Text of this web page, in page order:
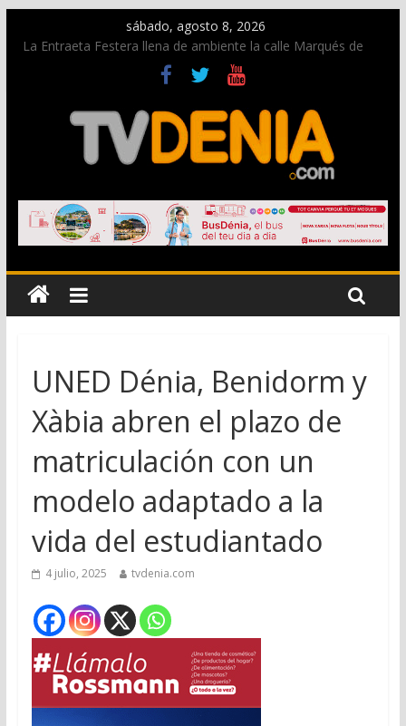
sábado, agosto 8, 2026
La Entraeta Festera llena de ambiente la calle Marqués de
Campo con la recepción a la Capitanía Cristiana
Dos personas fallecen en un grave accidente en la N-332
entre Benissa y Calp
Una nueva oportunidad para donar sangre en Cruz Roja
El bando moro protagonista en la Segunda Entraeta Festera
Paco Adsuar dona al Arxiu de Dénia más de 50.000 imágenes
de la memoria visual de la ciudad
UNED Dénia, Benidorm y
Xàbia abren el plazo de
matriculación con un
modelo adaptado a la
vida del estudiantado
4 julio, 2025 tvdenia.com